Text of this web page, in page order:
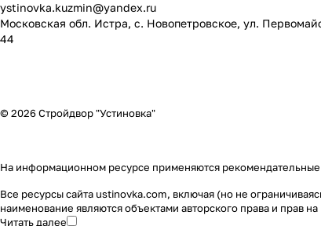
ystinovka.kuzmin@yandex.ru
Московская обл. Истра, с. Новопетровское, ул.
44
© 2026 Стройдвор "Устиновка"
На информационном ресурсе применяются
Все ресурсы сайта ustinovka.com, включая (но не
наименование являются объектами авторского права и прав
Читать далее